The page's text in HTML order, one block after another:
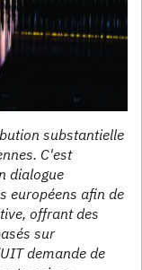
substantielle
C'est
dialogue
européens afin de
offrant des
sur
demande de